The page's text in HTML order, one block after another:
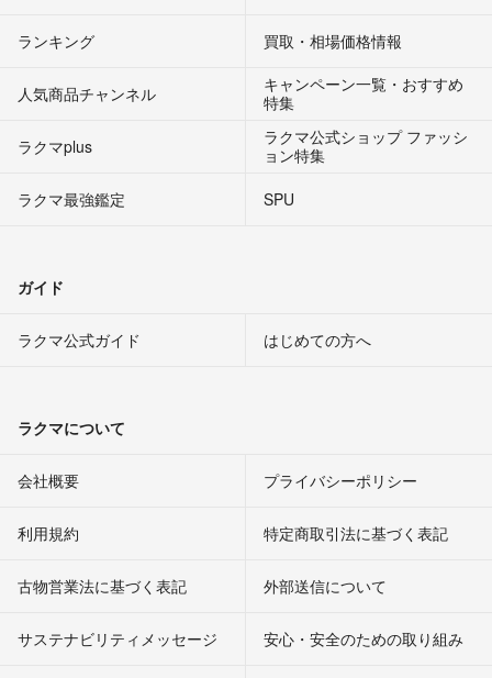
ランキング 買取・相場価格情報
人気商品チャンネル
キャンペーン一覧・おすすめ
特集
ラクマplus
ラクマ公式ショップ ファッシ
ョン特集
ラクマ最強鑑定
SPU
ガイド
ラクマ公式ガイド はじめての方へ
ラクマについて
会社概要 プライバシーポリシー
利用規約 特定商取引法に基づく表記
古物営業法に基づく表記 外部送信について
サステナビリティメッセージ 安心・安全のための取り組み